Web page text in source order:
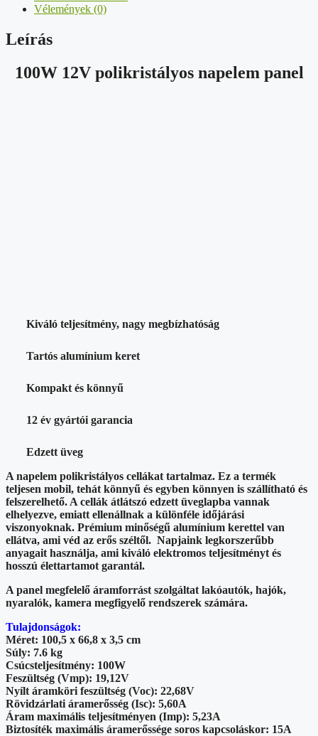
Vélemények (0)
Leírás
100W 12V polikristályos napelem panel
Kiváló teljesítmény, nagy megbízhatóság
Tartós alumínium keret
Kompakt és könnyű
12 év gyártói garancia
Edzett üveg
A napelem polikristályos cellákat tartalmaz. Ez a termék
teljesen mobil, tehát könnyű és egyben könnyen is szállítható és
felszerelhető. A cellák átlátszó edzett üveglapba vannak
elhelyezve, emiatt ellenállnak a különféle időjárási
viszonyoknak. Prémium minőségű alumínium kerettel van
ellátva, ami véd az erős széltől. Napjaink legkorszerűbb
anyagait használja, ami kiváló elektromos teljesítményt és
hosszú élettartamot garantál.
A panel megfelelő áramforrást szolgáltat lakóautók, hajók,
nyaralók, kamera megfigyelő rendszerek számára.
Tulajdonságok:
Méret: 100,5 x 66,8 x 3,5 cm
Súly: 7.6 kg
Csúcsteljesítmény: 100W
Feszültség (Vmp): 19,12V
Nyílt áramköri feszültség (Voc): 22,68V
Rövidzárlati áramerősség (Isc): 5,60A
Áram maximális teljesítményen (Imp): 5,23A
Biztosíték maximális áramerőssége soros kapcsoláskor: 15A